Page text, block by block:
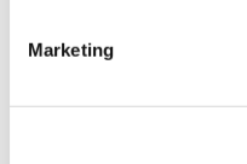
Marketing